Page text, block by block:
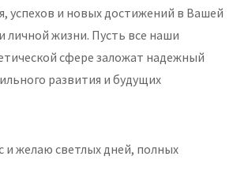
успехов и новых достижений в Вашей
личной жизни. Пусть все наши
сфере заложат надежный
развития и будущих
и желаю светлых дней, полных